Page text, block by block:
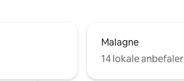
Malagne
14 lokale anbefaler